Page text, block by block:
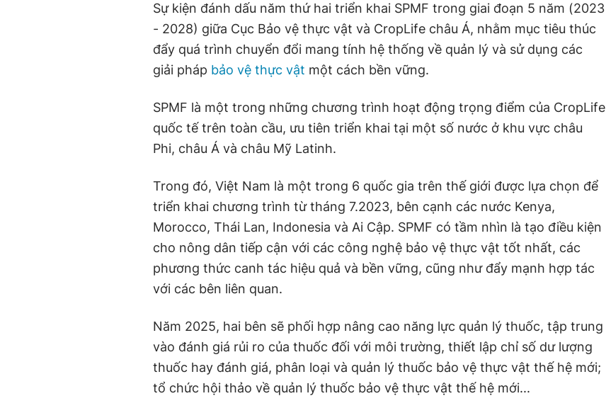
Sự kiện đánh dấu năm thứ hai triển khai SPMF trong giai đoạn 5 năm (2023
- 2028) giữa Cục Bảo vệ thực vật và CropLife châu Á, nhằm mục tiêu thúc
đẩy quá trình chuyển đổi mang tính hệ thống về quản lý và sử dụng các
giải pháp bảo vệ thực vật một cách bền vững.
SPMF là một trong những chương trình hoạt động trọng điểm của CropLife
quốc tế trên toàn cầu, ưu tiên triển khai tại một số nước ở khu vực châu
Phi, châu Á và châu Mỹ Latinh.
Trong đó, Việt Nam là một trong 6 quốc gia trên thế giới được lựa chọn để
triển khai chương trình từ tháng 7.2023, bên cạnh các nước Kenya,
Morocco, Thái Lan, Indonesia và Ai Cập. SPMF có tầm nhìn là tạo điều kiện
cho nông dân tiếp cận với các công nghệ bảo vệ thực vật tốt nhất, các
phương thức canh tác hiệu quả và bền vững, cũng như đẩy mạnh hợp tác
với các bên liên quan.
Năm 2025, hai bên sẽ phối hợp nâng cao năng lực quản lý thuốc, tập trung
vào đánh giá rủi ro của thuốc đối với môi trường, thiết lập chỉ số dư lượng
thuốc hay đánh giá, phân loại và quản lý thuốc bảo vệ thực vật thế hệ mới;
tổ chức hội thảo về quản lý thuốc bảo vệ thực vật thế hệ mới...